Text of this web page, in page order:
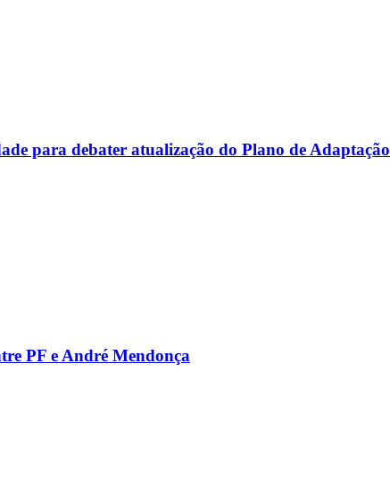
para debater atualização do Plano de
PF e André Mendonça